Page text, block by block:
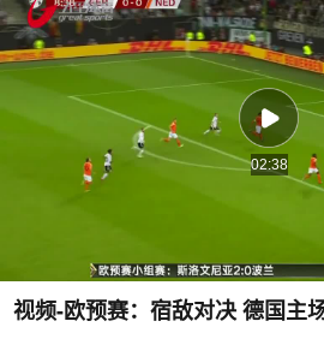
02:38
视频-欧预赛：宿敌对决 德国主